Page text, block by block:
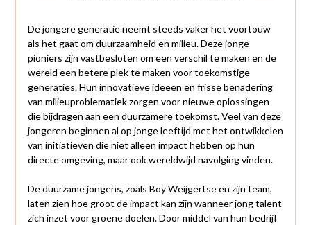
De jongere generatie neemt steeds vaker het voortouw
als het gaat om duurzaamheid en milieu. Deze jonge
pioniers zijn vastbesloten om een verschil te maken en de
wereld een betere plek te maken voor toekomstige
generaties. Hun innovatieve ideeën en frisse benadering
van milieuproblematiek zorgen voor nieuwe oplossingen
die bijdragen aan een duurzamere toekomst. Veel van deze
jongeren beginnen al op jonge leeftijd met het ontwikkelen
van initiatieven die niet alleen impact hebben op hun
directe omgeving, maar ook wereldwijd navolging vinden.
De duurzame jongens, zoals Boy Weijgertse en zijn team,
laten zien hoe groot de impact kan zijn wanneer jong talent
zich inzet voor groene doelen. Door middel van hun bedrijf